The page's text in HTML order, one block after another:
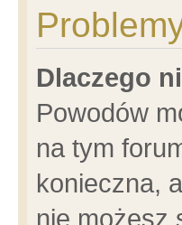
Dlaczego
Powodów
na tym
konieczna,
nie możesz